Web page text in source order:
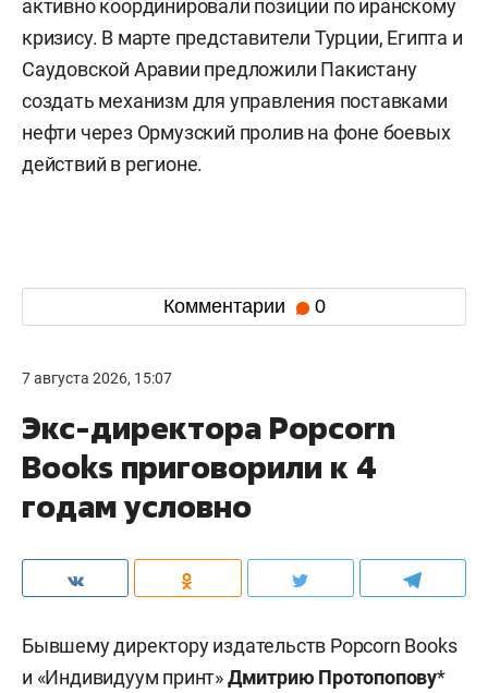
активно координировали позиции по иранскому
кризису. В марте представители Турции, Египта и
Саудовской Аравии предложили Пакистану
создать механизм для управления поставками
нефти через Ормузский пролив на фоне боевых
действий в регионе.
Комментарии 0
7 августа 2026, 15:07
Экс-директора Popcorn
Books приговорили к 4
годам условно
Бывшему директору издательств Popcorn Books
и «Индивидуум принт»Дмитрию Протопопову*